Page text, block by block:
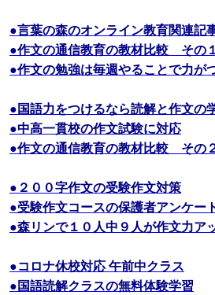
●言葉の森のオンライン教育関連記
●作文の通信教育の教材比較 その
●作文の勉強は毎週やることで力が
●国語力をつけるなら読解と作文の
●中高一貫校の作文試験に対応
●作文の通信教育の教材比較 その
●２００字作文の受験作文対策
●受験作文コースの保護者アンケー
●森リンで１０人中９人が作文力ア
●コロナ休校対応 午前中クラス
●国語読解クラスの無料体験学習